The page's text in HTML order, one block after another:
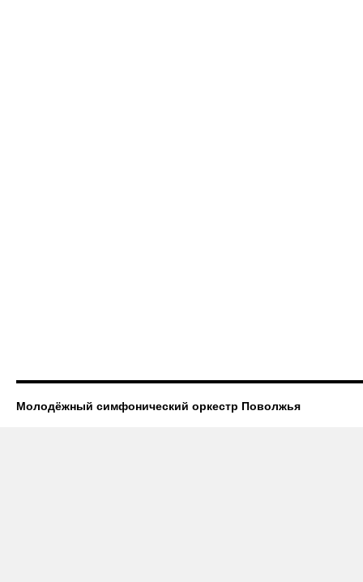
Молодёжный симфонический оркестр Поволжья